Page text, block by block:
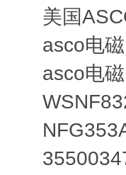
美国
asco电
asco电